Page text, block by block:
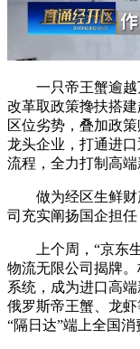
一只帝王蟹逾越
改革取政策搀扶搭
区位劣势，叠加政
龙头企业，打通进
流程，全力打制高端
做为经区生鲜财
司充实阐扬国企担任
上个周，“京东生
物流无限公司揭牌
系统，成为进口高端
俄罗斯帝王蟹、龙
“隔日达”端上全国消